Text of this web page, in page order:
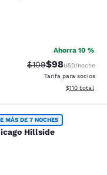
Feria. 8 reseñas
Ahorra 10 %
Precio tachado:
$109Precio con
$98USD/noche
Tarifa para socios
Ver detalles
$110 total
Hillside
MÁS DE 7 NOCHES
Hillside
Feria. 188 reseñas